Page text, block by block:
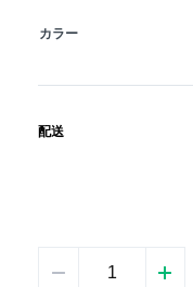
カラー
配送